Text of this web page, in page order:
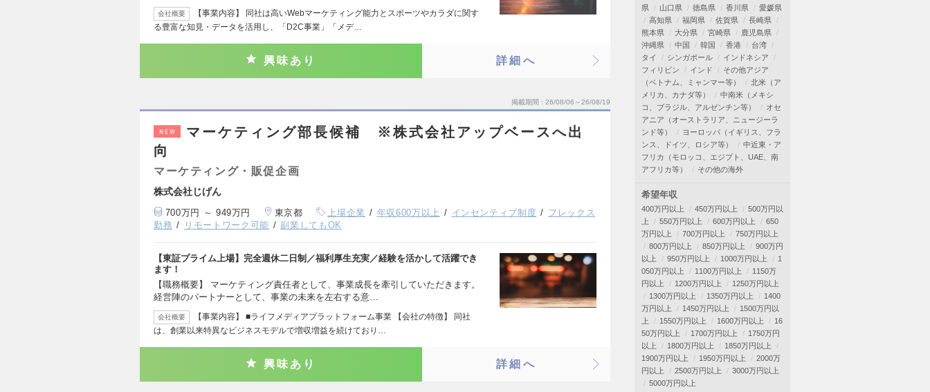
会社概要
【事業内容】 同社は高いWebマーケティング能力とスポーツやカラダに関す
る豊富な知見・データを活用し、「D2C事業」「メデ…
興味あり 詳細へ
掲載期間 26/08/06～26/08/19
NEW
マーケティング部長候補 ※株式会社アップベースへ出
向
マーケティング・販促企画
株式会社じげん
700万円 ～ 949万円 東京都 上場企業 年収600万以上 インセンティブ制度
フレックス
勤務
リモートワーク可能 副業してもOK
【東証プライム上場】完全週休二日制／福利厚生充実／経験を活かして活躍でき
ます！
【職務概要】 マーケティング責任者として、事業成長を牽引していただきます。
経営陣のパートナーとして、事業の未来を左右する意…
会社概要
【事業内容】 ■ライフメディアプラットフォーム事業 【会社の特徴】 同社
は、創業以来特異なビジネスモデルで増収増益を続けており…
興味あり 詳細へ
県
山口県 徳島県 香川県
愛媛県
高知県
福岡県 佐賀県
長崎県
熊本県
大分県 宮崎県
鹿児島県
沖縄県
中国 韓国 香港
台湾
タイ
シンガポール
インドネシア
フィリピン
インド
その他アジア
（ベトナム、ミャンマー等）
北米（ア
メリカ、カナダ等）
中南米（メキシ
コ、ブラジル、アルゼンチン等）
オセ
アニア（オーストラリア、ニュージーラ
ンド等）
ヨーロッパ（イギリス、フラ
ンス、ドイツ、ロシア等）
中近東・ア
フリカ（モロッコ、エジプト、UAE、南
アフリカ等）
その他の海外
希望年収
400万円以上 450万円以上
500万円以
上
550万円以上 600万円以上
650
万円以上
700万円以上
750万円以上
800万円以上
850万円以上
900万円
以上
950万円以上 1000万円以上
1
050万円以上
1100万円以上
1150万
円以上
1200万円以上
1250万円以上
1300万円以上
1350万円以上
1400
万円以上
1450万円以上
1500万円以
上
1550万円以上 1600万円以上
16
50万円以上
1700万円以上
1750万円
以上
1800万円以上
1850万円以上
1900万円以上
1950万円以上
2000万
円以上
2500万円以上
3000万円以上
5000万円以上